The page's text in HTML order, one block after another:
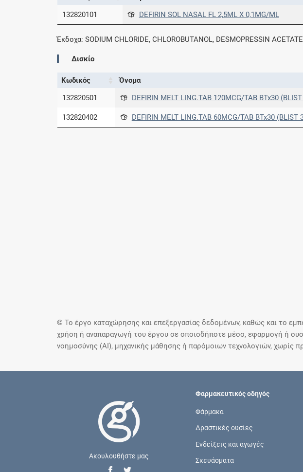
132820101
DEFIRIN SOL NASAL FL 2,5ML X 0,1MG/ML
Έκδοχα: SODIUM CHLORIDE, CHLOROBUTANOL, DESMOPRESSIN
Δισκίο
Κωδικός Όνομα
132820501
DEFIRIN MELT LING.TAB 120MCG/TAB BTx30
132820402 DEFIRIN MELT LING.TAB 60MCG/TAB BTx30 (BLIST
© Το έργο καταχώρησης και επεξεργασίας δεδομένων, καθώς και το
χρήση ή αναπαραγωγή του έργου σε οποιοδήποτε μέσο, εφαρμογή ή
νοημοσύνης (AI), μηχανικής μάθησης ή παρόμοιων τεχνολογιών, χωρίς
Ακουλουθήστε μας
Φαρμακευτικός οδηγός
Φάρμακα
Δραστικές ουσίες
Ενδείξεις και αγωγές
Σκευάσματα